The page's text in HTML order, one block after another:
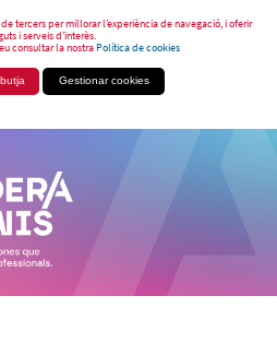
tercers per millorar l’experiència de navegació, i oferir
i serveis d’interès.
consultar la nostraPolítica de cookies
Gestionar cookies